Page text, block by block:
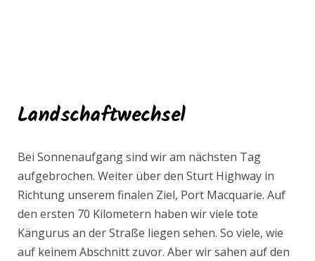
Landschaftwechsel
Bei Sonnenaufgang sind wir am nächsten Tag
aufgebrochen. Weiter über den Sturt Highway in
Richtung unserem finalen Ziel, Port Macquarie. Auf
den ersten 70 Kilometern haben wir viele tote
Kängurus an der Straße liegen sehen. So viele, wie
auf keinem Abschnitt zuvor. Aber wir sahen auf den